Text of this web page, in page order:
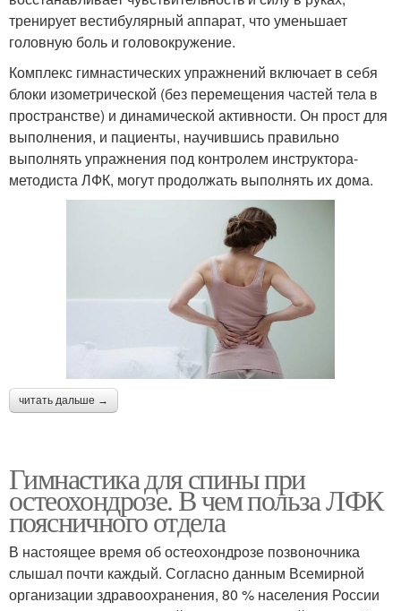
тренирует вестибулярный аппарат, что уменьшает
головную боль и головокружение.
Комплекс гимнастических упражнений включает в себя
блоки изометрической (без перемещения частей тела в
пространстве) и динамической активности. Он прост для
выполнения, и пациенты, научившись правильно
выполнять упражнения под контролем инструктора-
методиста ЛФК, могут продолжать выполнять их дома.
читать дальше →
Гимнастика для спины при
остеохондрозе. В чем польза ЛФК
поясничного отдела
В настоящее время об остеохондрозе позвоночника
слышал почти каждый. Согласно данным Всемирной
организации здравоохранения, 80 % населения России